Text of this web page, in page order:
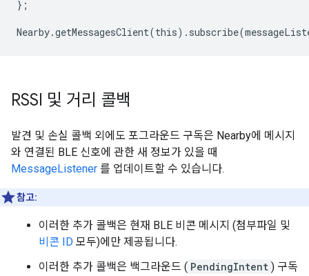
};
Nearby.getMessagesClient(this). subscribe(
RSSI 및 거리 콜백
발견 및 손실 콜백 외에도 포그라운드 구독은 Nearby에 메시지
와 연결된 BLE 신호에 관한 새 정보가 있을 때
MessageListener 를 업데이트할 수 있습니다.
참고:
이러한 추가 콜백은 현재 BLE 비콘 메시지 (첨부파일 및
비콘 ID 모두)에만 제공됩니다.
이러한 추가 콜백은 백그라운드 ( PendingIntent ) 구독